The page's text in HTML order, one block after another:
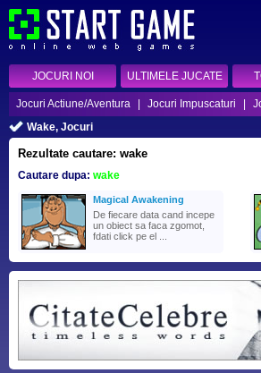
JOCURI NOI ULTIMELE JUCATE
Jocuri Actiune/Aventura Jocuri Impuscaturi
Wake, Jocuri
Rezultate cautare: wake
Cautare dupa: wake
Magical Awakening
De fiecare data cand incepe
un obiect sa faca zgomot,
fdati click pe el ...